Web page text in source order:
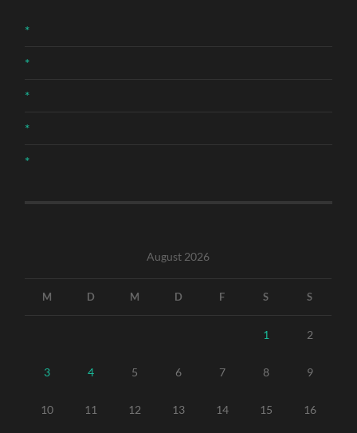
*
*
*
*
*
August 2026
M D M D F S S
1 2
3 4 5 6 7 8 9
10 11 12 13 14 15 16